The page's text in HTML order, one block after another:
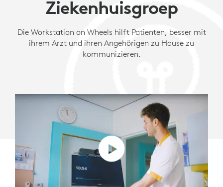
KOMMUNIKATION
Ziekenhuisgroep
Die Workstation on Wheels hilft Patienten, besser mit
ihrem Arzt und ihren Angehörigen zu Hause zu
kommunizieren.